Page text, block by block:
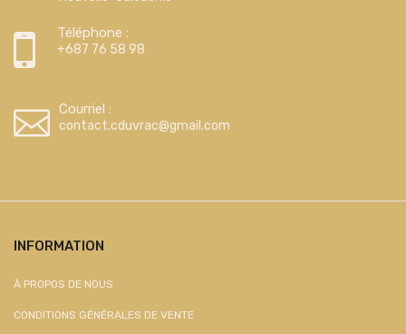
Téléphone :
+687 76 58 98
Courriel :
contact.cduvrac@gmail.com
INFORMATION
À PROPOS DE NOUS
CONDITIONS GÉNÉRALES DE VENTE